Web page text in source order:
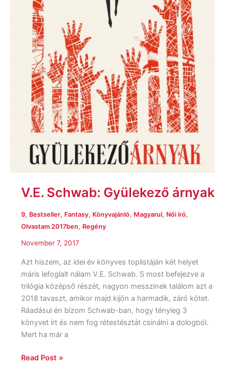
V.E. Schwab: Gyülekező árnyak
9, Bestseller, Fantasy, Könyvajánló, Magyarul, Női író,
Olvastam 2017ben, Regény
November 7, 2017
Azt hiszem, az idei év könyves toplistáján két helyet
máris lefoglalt nálam V.E. Schwab. S most befejezve a
trilógia középső részét, nagyon messzinek találom azt a
2018 tavaszt, amikor majd kijön a harmadik, záró kötet.
Ráadásul én bízom Schwab-ban, hogy tényleg 3
könyvet írt és nem fog rétestésztát csinálni a dologból.
Mert ha már a
Read Post »